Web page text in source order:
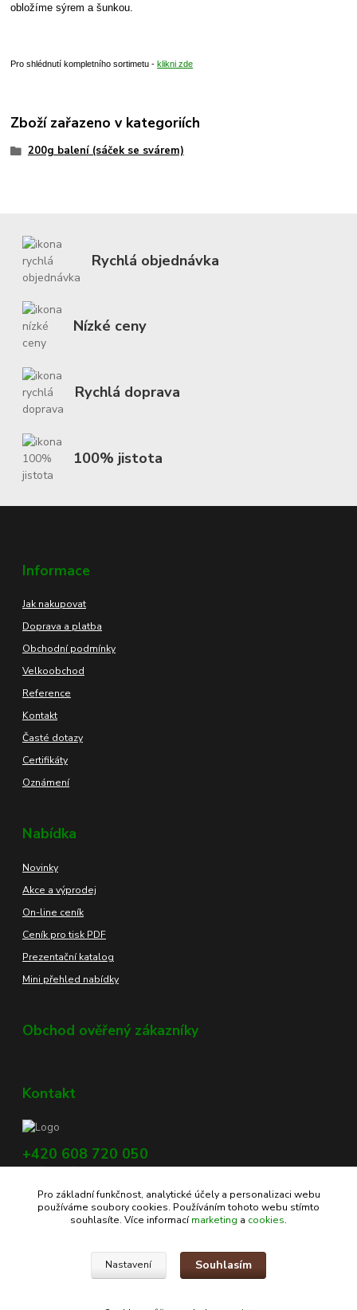
obložíme sýrem a šunkou.
Pro shlédnutí kompletního sortimetu -klikni zde
Zboží zařazeno v kategoriích
200g balení (sáček se svárem)
Rychlá objednávka
Nízké ceny
Rychlá doprava
100% jistota
Informace
Jak nakupovat
Doprava a platba
Obchodní podmínky
Velkoobchod
Reference
Kontakt
Časté dotazy
Certifikáty
Oznámení
Nabídka
Novinky
Akce a výprodej
On-line ceník
Ceník pro tisk PDF
Prezentační katalog
Mini přehled nabídky
Obchod ověřený zákazníky
Kontakt
+420 608 720 050
Využijte náš chat, vpravo dole na obrazovce.
info@profikoreni.cz
Pro základní funkčnost, analytické účely a personalizaci webu
používáme soubory cookies. Používáním tohoto webu stímto
souhlasíte. Více informacímarketing a cookies.
Nastavení Souhlasím